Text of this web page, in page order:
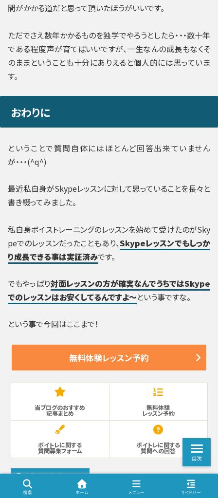
間がかかる道だと思って頂いたほうがいいです。
ただでさえ数年かかるものを独学でやろうとしたら・・・数十年
である程度声が育てばいいですが、一生なんの成長もなくそ
のままということも十分にありえると個人的には思っていま
す。
おわりに
ということで質問自体にはほとんど回答出来ていません
が・・・(^q^)
最近私自身がSkypeレッスンに対して思っていることを長々と
書き綴ってみました。
私自身ボイストレーニングのレッスンを始めて受けたのがSky
peでのレッスンだったこともあり、Skypeレッスンでもしっか
り成長できる事は実証済みです。
でもやっぱり対面レッスンの方が確実なんでうちではSkype
でのレッスンはお安くしてるんですよ～という事ですな。
という事で今回はここまで！
無料体験レッスン予約
当ブログのおすすめ
記事まとめ
無料体験
レッスン予約
ボイトレに関する
質問募集フォーム
ボイトレに関する
質問への回答
オンラインレッスン
検索 ホーム メニュー サイドバー
目次